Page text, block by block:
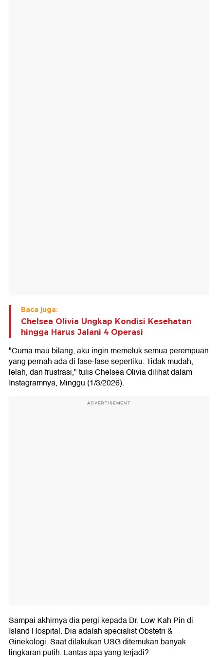
Baca juga:
Chelsea Olivia Ungkap Kondisi Kesehatan
hingga Harus Jalani 4 Operasi
"Cuma mau bilang, aku ingin memeluk semua perempuan
yang pernah ada di fase-fase sepertiku. Tidak mudah,
lelah, dan frustrasi," tulis Chelsea Olivia dilihat dalam
Instagramnya, Minggu (1/3/2026).
ADVERTISEMENT
Sampai akhirnya dia pergi kepada Dr. Low Kah Pin di
Island Hospital. Dia adalah specialist Obstetri &
Ginekologi. Saat dilakukan USG ditemukan banyak
lingkaran putih. Lantas apa yang terjadi?